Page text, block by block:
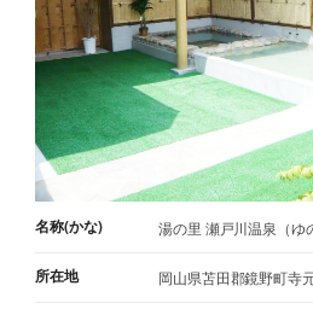
名称(かな) 湯の里 瀬戸川温泉（ゆ
所在地 岡山県苫田郡鏡野町寺